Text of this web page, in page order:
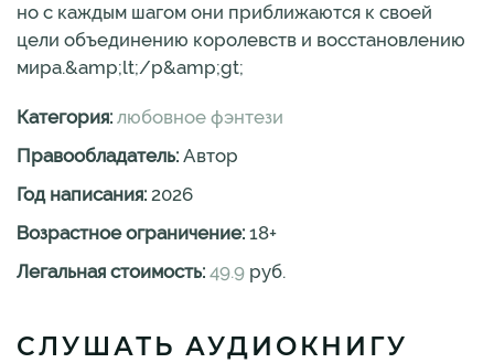
но с каждым шагом они приближаются к своей
цели объединению королевств и восстановлению
мира.&amp;lt;/p&amp;gt;
Категория: любовное фэнтези
Правообладатель: Автор
Год написания: 2026
Возрастное ограничение: 18+
Легальная стоимость: 49.9 руб.
СЛУШАТЬ АУДИОКНИГУ